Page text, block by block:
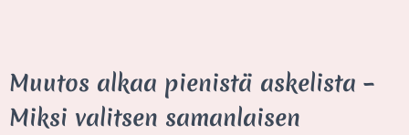
Muutos alkaa pienistä askelista –
Miksi valitsen samanlaisen